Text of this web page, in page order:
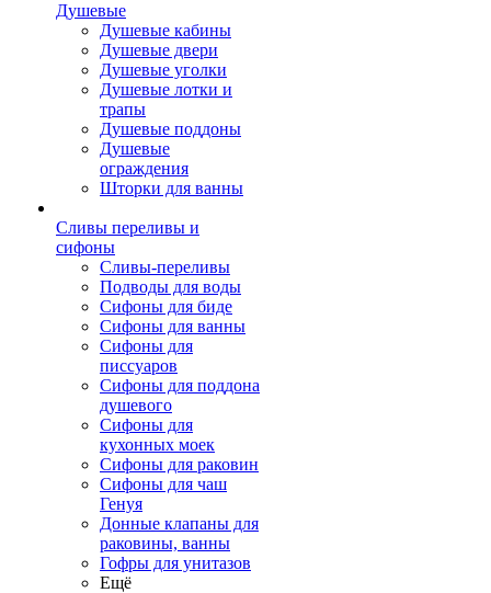
Душевые
Душевые кабины
Душевые двери
Душевые уголки
Душевые лотки и
трапы
Душевые поддоны
Душевые
ограждения
Шторки для ванны
Сливы переливы и
сифоны
Сливы-переливы
Подводы для воды
Сифоны для биде
Сифоны для ванны
Сифоны для
писсуаров
Сифоны для поддона
душевого
Сифоны для
кухонных моек
Сифоны для раковин
Сифоны для чаш
Генуя
Донные клапаны для
раковины, ванны
Гофры для унитазов
Ещё